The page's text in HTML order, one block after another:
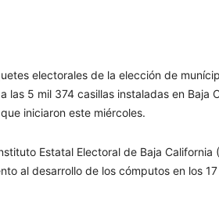
electorales de la elección de
las 5 mil 374 casillas instaladas en Baja
iniciaron este miércoles.
Estatal Electoral de Baja California (
al desarrollo de los cómputos en los